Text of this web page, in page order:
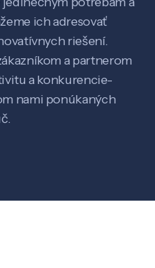
how
ich adresovať
riešení.
a partnerom
a konkurencie-
nami ponúkaných